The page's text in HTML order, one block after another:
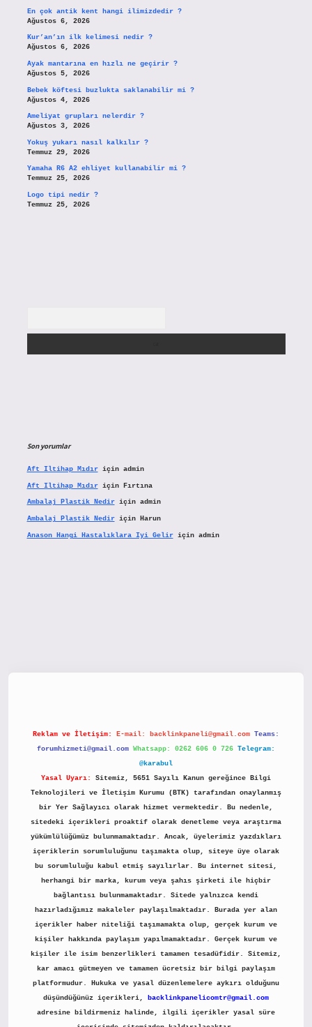
En çok antik kent hangi ilimizdedir ?
Ağustos 6, 2026
Kur’an’ın ilk kelimesi nedir ?
Ağustos 6, 2026
Ayak mantarına en hızlı ne geçirir ?
Ağustos 5, 2026
Bebek köftesi buzlukta saklanabilir mi ?
Ağustos 4, 2026
Ameliyat grupları nelerdir ?
Ağustos 3, 2026
Yokuş yukarı nasıl kalkılır ?
Temmuz 29, 2026
Yamaha R6 A2 ehliyet kullanabilir mi ?
Temmuz 25, 2026
Logo tipi nedir ?
Temmuz 25, 2026
Son yorumlar
Aft Iltihap Mıdıriçin admin
Aft Iltihap Mıdıriçin Fırtına
Ambalaj Plastik Nediriçin admin
Ambalaj Plastik Nediriçin Harun
Anason Hangi Hastalıklara Iyi Geliriçin admin
Reklam ve İletişim: E-mail: backlinkpaneli@gmail.com Teams:
forumhizmeti@gmail.com Whatsapp: 0262 606 0 726 Telegram:
@karabul
Yasal Uyarı:
Sitemiz, 5651 Sayılı Kanun gereğince Bilgi
Teknolojileri ve İletişim Kurumu (BTK) tarafından onaylanmış
bir Yer Sağlayıcı olarak hizmet vermektedir. Bu nedenle,
sitedeki içerikleri proaktif olarak denetleme veya araştırma
yükümlülüğümüz bulunmamaktadır. Ancak, üyelerimiz yazdıkları
içeriklerin sorumluluğunu taşımakta olup, siteye üye olarak
bu sorumluluğu kabul etmiş sayılırlar. Bu internet sitesi,
herhangi bir marka, kurum veya şahıs şirketi ile hiçbir
bağlantısı bulunmamaktadır. Sitede yalnızca kendi
hazırladığımız makaleler paylaşılmaktadır. Burada yer alan
içerikler haber niteliği taşımamakta olup, gerçek kurum ve
kişiler hakkında paylaşım yapılmamaktadır. Gerçek kurum ve
kişiler ile isim benzerlikleri tamamen tesadüfidir. Sitemiz,
kar amacı gütmeyen ve tamamen ücretsiz bir bilgi paylaşım
platformudur. Hukuka ve yasal düzenlemelere aykırı olduğunu
düşündüğünüz içerikleri,
backlinkpanelicomtr@gmail.com
adresine bildirmeniz halinde, ilgili içerikler yasal süre